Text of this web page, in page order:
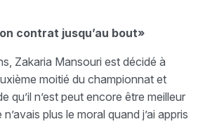
contrat jusqu’au bout»
Zakaria Mansouri est décidé à
moitié du championnat et
qu’il n’est peut encore être meilleur
plus le moral quand j’ai appris